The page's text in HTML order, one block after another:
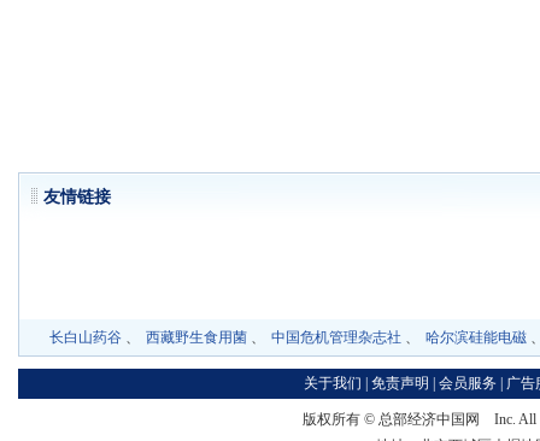
友情链
长白山药谷 、 西藏野生食用菌 、 中国危机管理杂志社 、 哈尔滨硅能电磁
关于我们 免责声明 会员服务 广告
版权所有 © 总部经济中国网
Inc. All